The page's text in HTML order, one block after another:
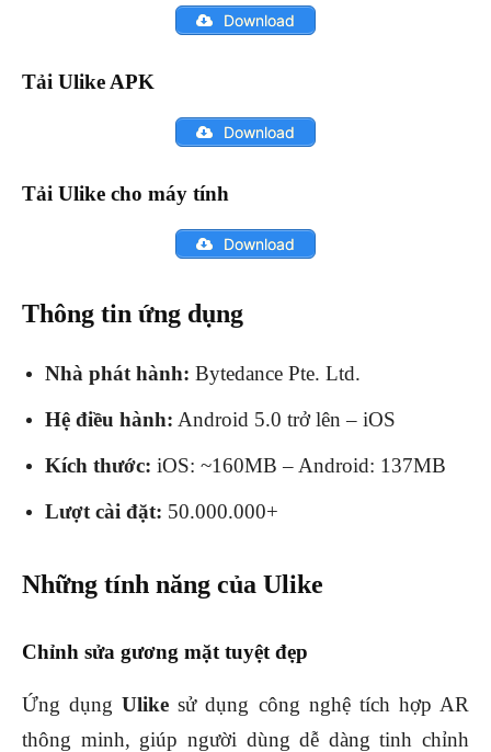
Download
Tải Ulike APK
Download
Tải Ulike cho máy tính
Download
Thông tin ứng dụng
Nhà phát hành: Bytedance Pte. Ltd.
Hệ điều hành: Android 5.0 trở lên – iOS
Kích thước: iOS: ~160MB – Android: 137MB
Lượt cài đặt: 50.000.000+
Những tính năng của Ulike
Chỉnh sửa gương mặt tuyệt đẹp
Ứng dụngUlike sử dụng công nghệ tích hợp AR
thông minh, giúp người dùng dễ dàng tinh chỉnh